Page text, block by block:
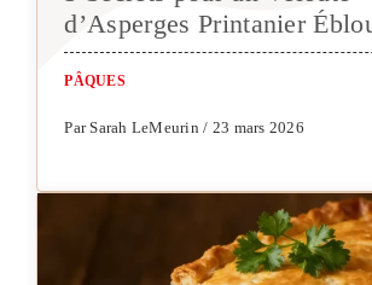
d’Asperges Printanier
PÂQUES
Par Sarah LeMeurin / 23 mars 2026